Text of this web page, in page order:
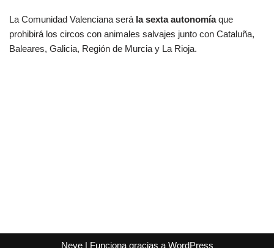
La Comunidad Valenciana será la sexta autonomíaque
prohibirá los circos con animales salvajes junto con Cataluña,
Baleares, Galicia, Región de Murcia y La Rioja.
Neve| Funciona gracias a WordPress